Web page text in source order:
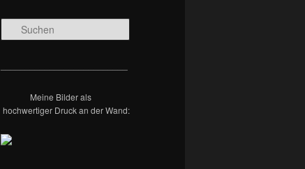
u
Meine Bilder als
hochwertiger Druck an der Wand: